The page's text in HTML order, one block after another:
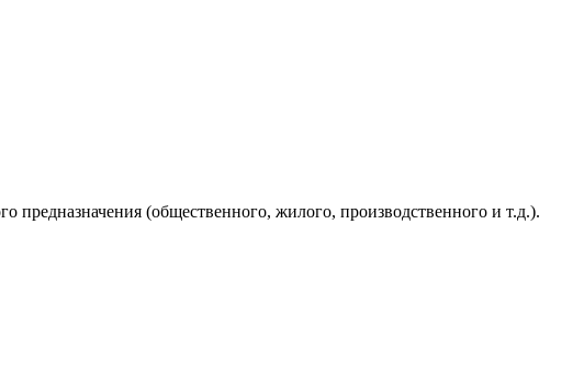
(общественного, жилого, производственного и т.д.).